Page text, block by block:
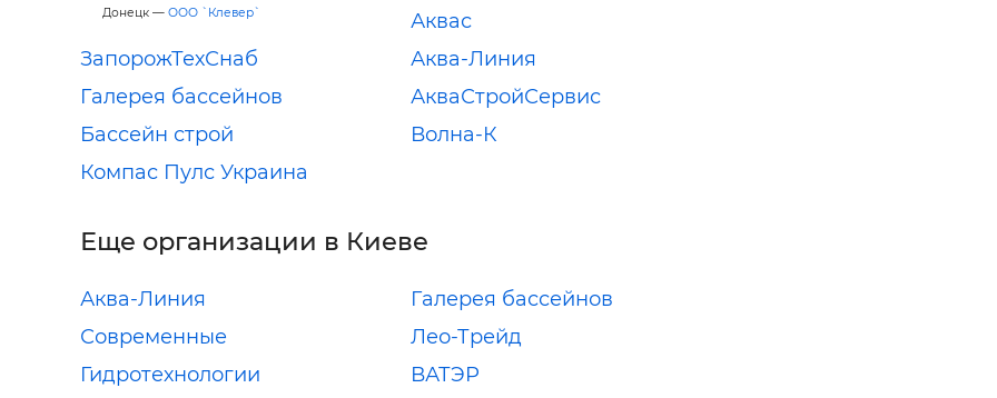
Донецк — ООО `Клевер`
Аквас
ЗапорожТехСнаб
Аква-Линия
Галерея бассейнов
АкваСтройСервис
Бассейн строй
Волна-К
Компас Пулс Украина
Еще организации в Киеве
Аква-Линия
Галерея бассейнов
Современные
Гидротехнологии
Лео-Трейд
ВАТЭР